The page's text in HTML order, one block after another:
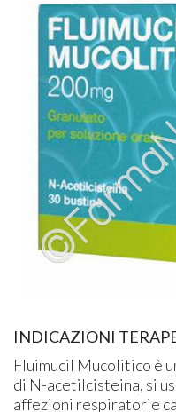
INDICAZIONI
Fluimucil Mucolitico è
di N-acetilcisteina, si
affezioni respiratorie